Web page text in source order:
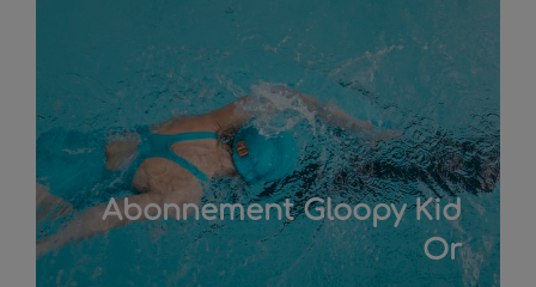
Abonnement Gloopy Kid
Or